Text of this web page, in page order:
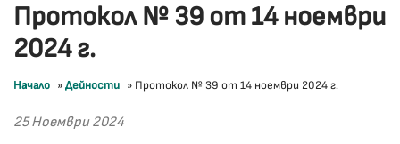
Протокол № 39 от 14 ноември
2024 г.
Начало »Дейности » Протокол № 39 от 14 ноември 2024 г.
25 Ноември 2024